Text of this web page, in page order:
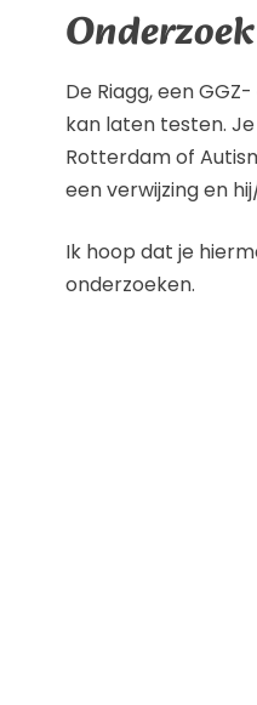
Onderzoek
De Riagg, een
kan laten testen.
Rotterdam of
een verwijzing en
Ik hoop dat je
onderzoeken.